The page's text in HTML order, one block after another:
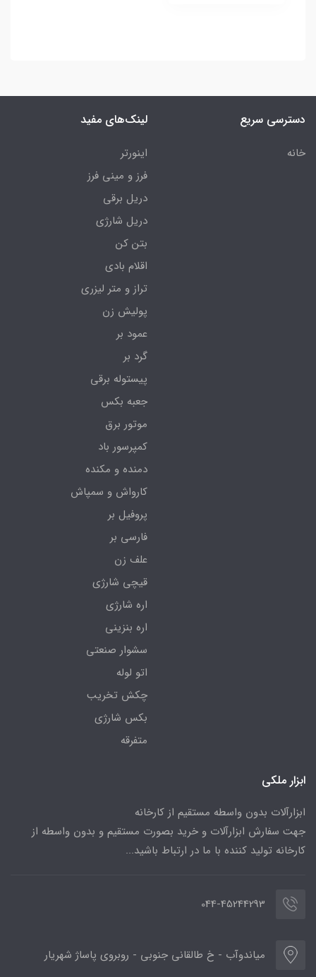
دسترسی سریع
خانه
لینک‌های مفید
اینورتر
فرز و مینی فرز
دریل برقی
دریل شارژی
بتن کن
اقلام بادی
تراز و متر لیزری
پولیش زن
عمود بر
گرد بر
پیستوله برقی
جعبه بکس
موتور برق
کمپرسور باد
دمنده و مکنده
کارواش و سمپاش
پروفیل بر
فارسی بر
علف زن
قیچی شارژی
اره شارژی
اره بنزینی
سشوار صنعتی
اتو لوله
چکش تخریب
بکس شارژی
متفرقه
ابزار ملکی
ابزارآلات بدون واسطه مستقیم از کارخانه
جهت سفارش ابزارآلات و خرید بصورت مستقیم و بدون واسطه از
کارخانه تولید کننده با ما در ارتباط باشید...
044-45244293
میاندوآب - خ طالقانی جنوبی - روبروی پاساژ شهریار